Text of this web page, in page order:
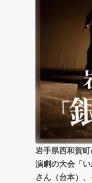
岩手県西和賀
演劇の大会「
さん（台本）